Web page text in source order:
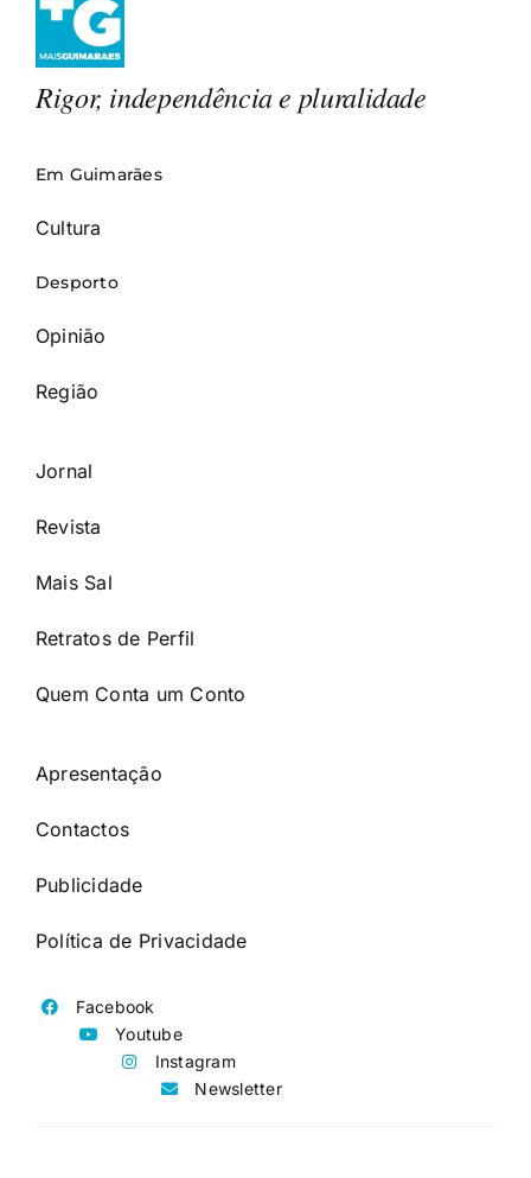
Rigor, independência e pluralidade
Em Guimarães
Cultura
Desporto
Opinião
Região
Jornal
Revista
Mais Sal
Retratos de Perfil
Quem Conta um Conto
Apresentação
Contactos
Publicidade
Política de Privacidade
Facebook
Youtube
Instagram
Newsletter